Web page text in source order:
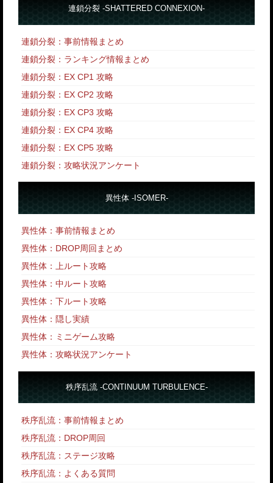
連鎖分裂 -SHATTERED CONNEXION-
連鎖分裂：事前情報まとめ
連鎖分裂：ランキング情報まとめ
連鎖分裂：EX CP1 攻略
連鎖分裂：EX CP2 攻略
連鎖分裂：EX CP3 攻略
連鎖分裂：EX CP4 攻略
連鎖分裂：EX CP5 攻略
連鎖分裂：攻略状況アンケート
異性体 -ISOMER-
異性体：事前情報まとめ
異性体：DROP周回まとめ
異性体：上ルート攻略
異性体：中ルート攻略
異性体：下ルート攻略
異性体：隠し実績
異性体：ミニゲーム攻略
異性体：攻略状況アンケート
秩序乱流 -CONTINUUM TURBULENCE-
秩序乱流：事前情報まとめ
秩序乱流：DROP周回
秩序乱流：ステージ攻略
秩序乱流：よくある質問